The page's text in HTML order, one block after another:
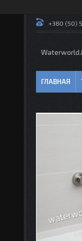
+380 (50)
ГЛАВНАЯ